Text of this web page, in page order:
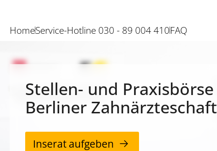
HomeService-Hotline 030 - 89 004 410FAQ
Stellen- und
Berliner Zahnärzteschaft
Inserat aufgeben